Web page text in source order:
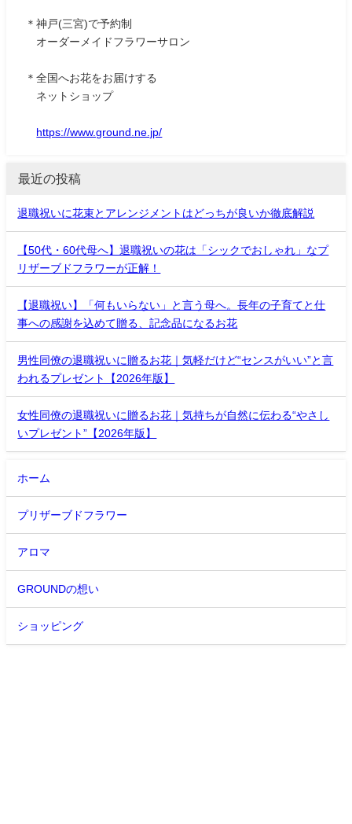
＊神戸(三宮)で予約制
オーダーメイドフラワーサロン
＊全国へお花をお届けする
ネットショップ
https://www.ground.ne.jp/
最近の投稿
退職祝いに花束とアレンジメントはどっちが良いか徹底解説
【50代・60代母へ】退職祝いの花は「シックでおしゃれ」なプ
リザーブドフラワーが正解！
【退職祝い】「何もいらない」と言う母へ。長年の子育てと仕
事への感謝を込めて贈る、記念品になるお花
男性同僚の退職祝いに贈るお花｜気軽だけど“センスがいい”と言
われるプレゼント【2026年版】
女性同僚の退職祝いに贈るお花｜気持ちが自然に伝わる“やさし
いプレゼント”【2026年版】
ホーム
プリザーブドフラワー
アロマ
GROUNDの想い
ショッピング